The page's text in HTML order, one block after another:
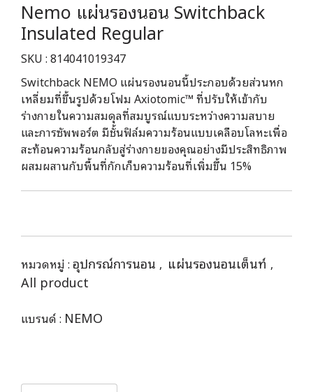
Nemo แผ่นรองนอน Switchback
Insulated Regular
SKU : 814041019347
Switchback NEMO แผ่นรองนอนนี้ประกอบด้วยส่วนหก
เหลี่ยมที่ขึ้นรูปด้วยโฟม Axiotomic™ ที่ปรับให้เข้ากับ
ร่างกายในความสมดุลที่สมบูรณ์แบบระหว่างความสบาย
และการซัพพอร์ต มีชั้นฟิล์มความร้อนแบบเคลือบโลหะเพื่อ
สะท้อนความร้อนกลับสู่ร่างกายของคุณอย่างมีประสิทธิภาพ
ผสมผสานกับพื้นที่กักเก็บความร้อนที่เพิ่มขึ้น 15%
หมวดหมู่ :อุปกรณ์การนอน , แผ่นรองนอนเต็นท์ ,
All product
แบรนด์ : NEMO